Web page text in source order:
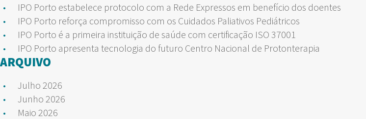
IPO Porto estabelece protocolo com a Rede Expressos em benefício dos doentes
IPO Porto reforça compromisso com os Cuidados Paliativos Pediátricos
IPO Porto é a primeira instituição de saúde com certificação ISO 37001
IPO Porto apresenta tecnologia do futuro Centro Nacional de Protonterapia
ARQUIVO
Julho 2026
Junho 2026
Maio 2026